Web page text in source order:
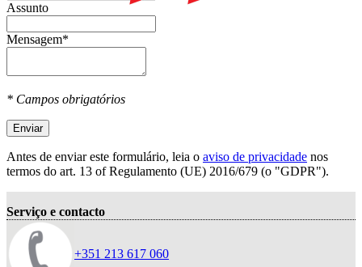
Assunto
Mensagem*
* Campos obrigatórios
Enviar
Antes de enviar este formulário, leia o aviso de privacidade nos
termos do art. 13 оf Regulamento (UE) 2016/679 (o "GDPR").
Serviço e contacto
+351 213 617 060